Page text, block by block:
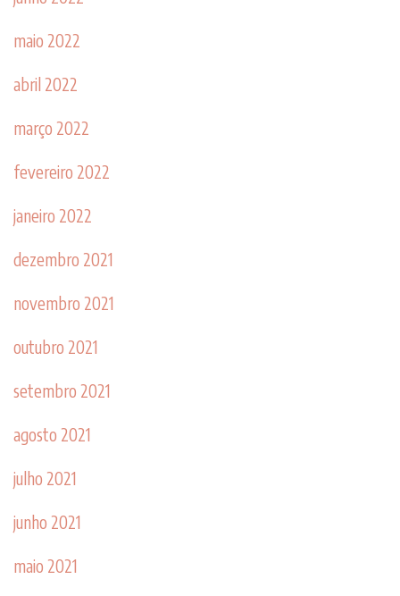
maio 2022
abril 2022
março 2022
fevereiro 2022
janeiro 2022
dezembro 2021
novembro 2021
outubro 2021
setembro 2021
agosto 2021
julho 2021
junho 2021
maio 2021